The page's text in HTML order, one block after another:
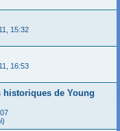
15:32
16:53
de Young